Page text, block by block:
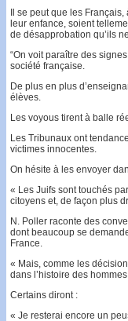
Il se peut que les
leur enfance, soient
de désapprobation qu’ils
“On voit paraître des
société française.
De plus en plus
élèves.
Les voyous tirent à balle
Les Tribunaux ont
victimes innocentes.
On hésite à les envoyer
« Les Juifs sont touchés
citoyens et, de façon plus
N. Poller raconte des
dont beaucoup se
France.
« Mais, comme les
dans l’histoire des
Certains diront :
« Je resterai encore un